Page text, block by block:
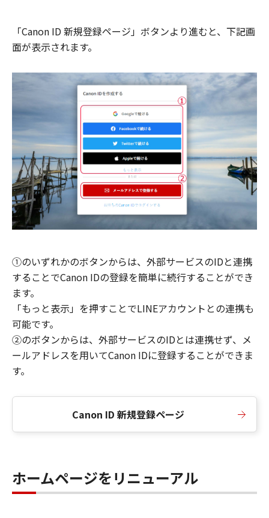
「Canon ID 新規登録ページ」ボタンより進むと、下記画
面が表示されます。
①のいずれかのボタンからは、外部サービスのIDと連携
することでCanon IDの登録を簡単に続行することができ
ます。
「もっと表示」を押すことでLINEアカウントとの連携も
可能です。
②のボタンからは、外部サービスのIDとは連携せず、メ
ールアドレスを用いてCanon IDに登録することができま
す。
Canon ID 新規登録ページ
ホームページをリニューアル